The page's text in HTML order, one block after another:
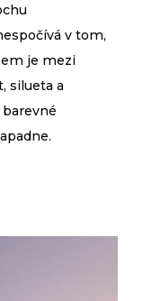
v tom,
je mezi
silueta a